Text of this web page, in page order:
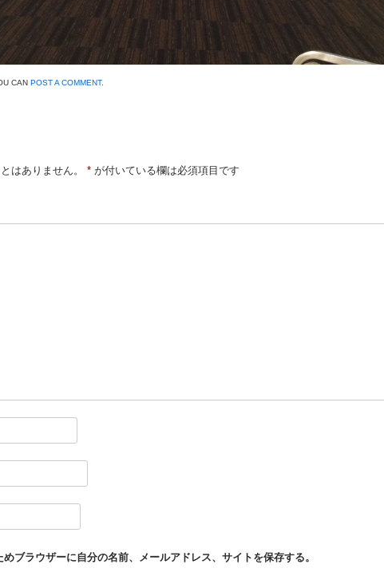
CAN POST A COMMENT.
はありません。 * が付いている欄は必須項目です
ブラウザーに自分の名前、メールアドレス、サイトを保存する。